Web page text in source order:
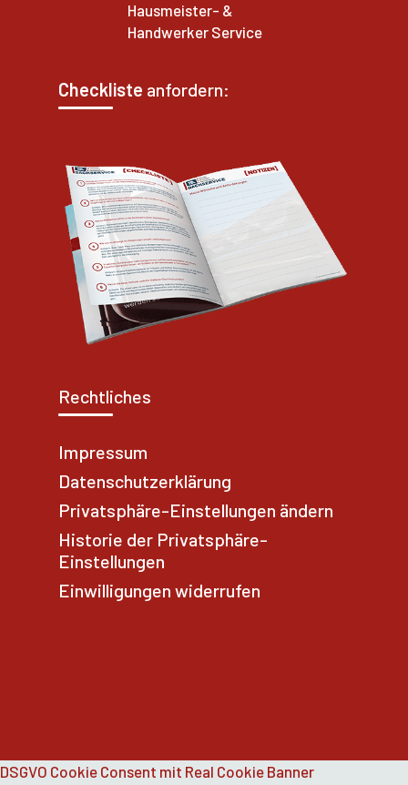
Hausmeister- &
Handwerker Service
Checkliste anfordern:
Rechtliches
Impressum
Datenschutzerklärung
Privatsphäre-Einstellungen ändern
Historie der Privatsphäre-
Einstellungen
Einwilligungen widerrufen
DSGVO Cookie Consent mit Real Cookie Banner